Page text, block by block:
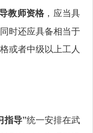
教师资格，应当具
时还应具备相当于
或者中级以上工人
指导”统一安排在武